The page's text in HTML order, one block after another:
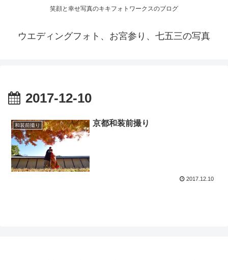
笑顔と幸せ写真のキキフォトワークスのブログ
ウエディングフォト、お宮参り、七五三の写真
2017-12-10
和装前撮り 京都和装前撮り
2017.12.10